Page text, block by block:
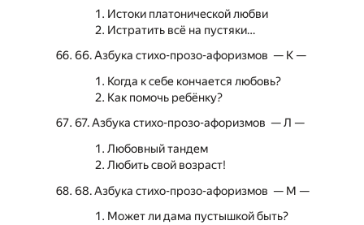
Истоки платонической любви
Истратить всё на пустяки…
66. Азбука стихо-прозо-афоризмов — К —
Когда к себе кончается любовь?
Как помочь ребёнку?
67. Азбука стихо-прозо-афоризмов — Л —
Любовный тандем
Любить свой возраст!
68. Азбука стихо-прозо-афоризмов — М —
Может ли дама пустышкой быть?